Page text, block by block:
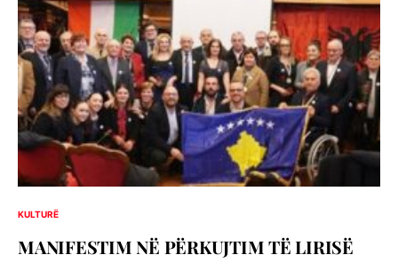
KULTURË
MANIFESTIM NË PËRKUJTIM TË LIRISË